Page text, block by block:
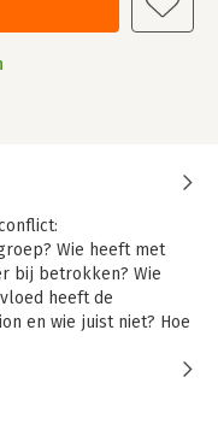
Wie heeft met
bij betrokken? Wie
heeft de
en wie juist niet? Hoe
komt voort
auteurs. Het helpt u